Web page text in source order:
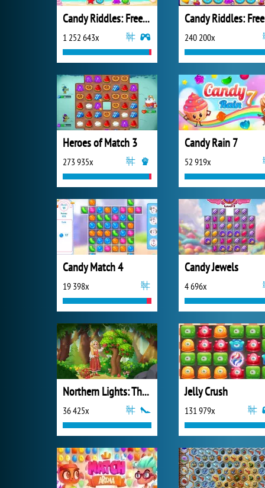
Candy Riddles: Free Match 3 Puzzle
1 252 643x 240 200x
Heroes of Match 3
273 935x
Candy Rain 7
52 919x
Candy Match 4
19 398x
Candy Jewels
4 696x
Northern Lights: The Secret of the Forest
36 425x
Jelly Crush
131 979x